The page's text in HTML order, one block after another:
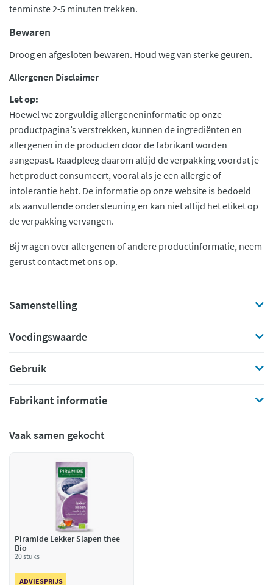
tenminste 2-5 minuten trekken.
Bewaren
Droog en afgesloten bewaren. Houd weg van sterke geuren.
Allergenen Disclaimer
Let op:
Hoewel we zorgvuldig allergeneninformatie op onze
productpagina’s verstrekken, kunnen de ingrediënten en
allergenen in de producten door de fabrikant worden
aangepast. Raadpleeg daarom altijd de verpakking voordat je
het product consumeert, vooral als je een allergie of
intolerantie hebt. De informatie op onze website is bedoeld
als aanvullende ondersteuning en kan niet altijd het etiket op
de verpakking vervangen.
Bij vragen over allergenen of andere productinformatie, neem
gerust contact met ons op.
Samenstelling
Voedingswaarde
Gebruik
Fabrikant informatie
Vaak samen gekocht
Piramide Lekker Slapen thee
Bio
20 stuks
ADVIESPRIJS